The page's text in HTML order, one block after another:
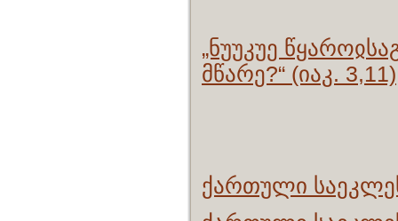
„ნუუკუე
მწარე?“ (იაკ. 3,11)
ქართული